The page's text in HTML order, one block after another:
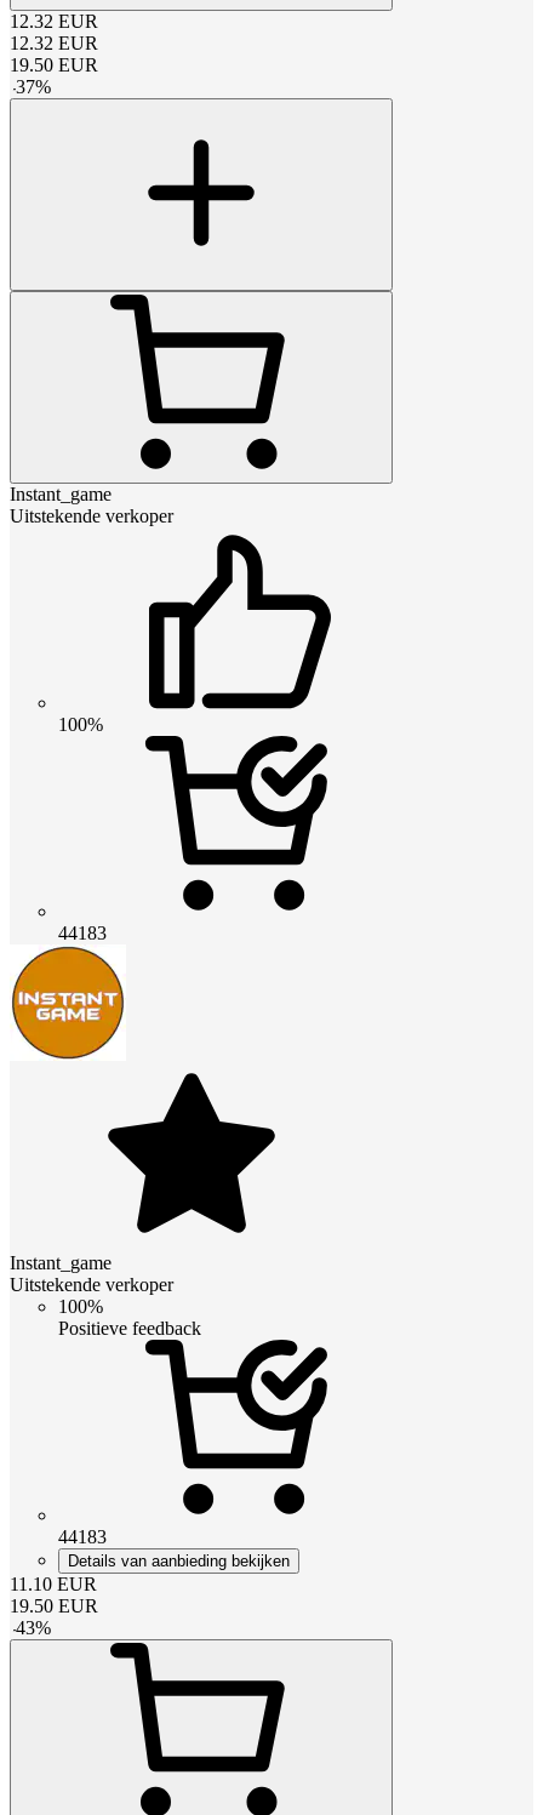
12.32 EUR
12.32 EUR
19.50 EUR
-37%
Instant_game
Uitstekende verkoper
100%
44183
Instant_game
Uitstekende verkoper
100%
Positieve feedback
44183
Details van aanbieding bekijken
11.10 EUR
19.50 EUR
-43%